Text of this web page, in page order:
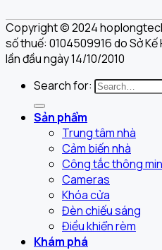
Copyright © 2024
số thuế: 0104509916 do Sở
lần đầu ngày 14/10/2010
Search for:
Sản phẩm
Trung tâm nhà
Cảm biến nhà
Công tắc thông
Cameras
Khóa cửa
Đèn chiếu sáng
Điều khiển rèm
Khám phá